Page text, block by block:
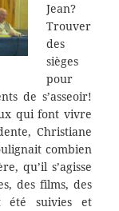
Jean?
Trouver
des
sièges
pour
de s’asseoir!
qui font vivre
Christiane
combien
qu’il s’agisse
des films, des
été suivies et